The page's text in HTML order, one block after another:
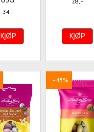
34,-
KJØP KJØP
-45%